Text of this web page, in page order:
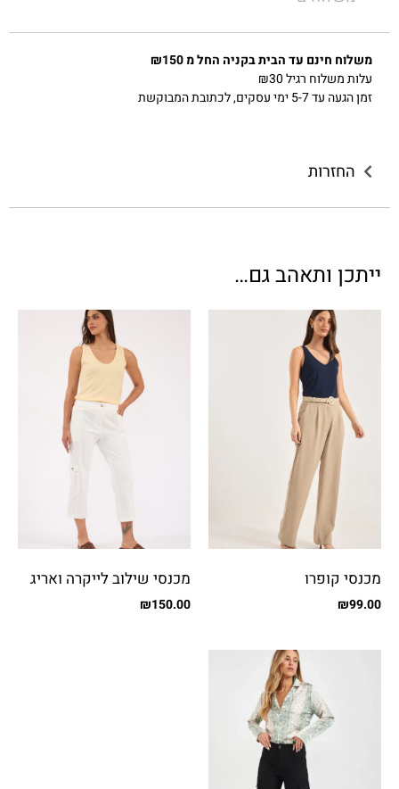
משלוח חינם עד הבית בקניה החל מ ₪150
עלות משלוח רגיל ₪30
זמן הגעה עד 5-7 ימי עסקים, לכתובת המבוקשת
החזרות
ייתכן ותאהב גם…
מכנסי קופרו
₪99.00
מכנסי שילוב לייקרה ואריג
עם כיסים
₪150.00